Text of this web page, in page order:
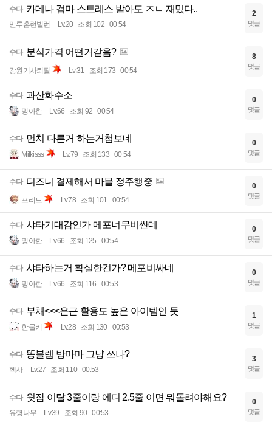
수다 카데나 검마 스트레스 받아도 ㅈㄴ 재밌다..
만루홈런빌런 Lv.20 조회 102 00:54
2
댓글
수다 분식가격 어떤거같음?
강원기사퇴필 Lv.31 조회 173 00:54
8
댓글
수다 과산화수소
밍아한 Lv.66 조회 92 00:54
0
댓글
수다 먼치 다른거 하는거첨보네
Milkisss Lv.79 조회 133 00:54
0
댓글
수다 디즈니 결제해서 마블 정주행중
프리드 Lv.78 조회 101 00:54
0
댓글
수다 샤타기대감인가 메포너무비싼데
밍아한 Lv.66 조회 125 00:54
0
댓글
수다 샤타하는거 확실한건가? 메포비싸네
밍아한 Lv.66 조회 116 00:53
0
댓글
수다 부채<<<은근 활용도 높은 아이템인 듯
한물키 Lv.28 조회 130 00:53
1
댓글
수다 똥블렘 방마마 그냥 쓰나?
헥사 Lv.27 조회 110 00:53
3
댓글
수다 윗잠 이탈 3줄이랑 에디 2.5줄 이면 뭐돌려야해요?
유령나무 Lv.39 조회 90 00:53
0
댓글